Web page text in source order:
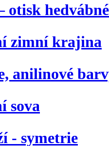
otisk
zimní krajina
anilinové
sova
- symetrie